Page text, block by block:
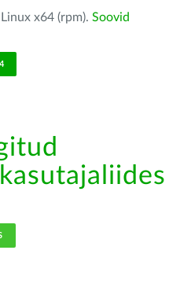
x64 (rpm). Soovid